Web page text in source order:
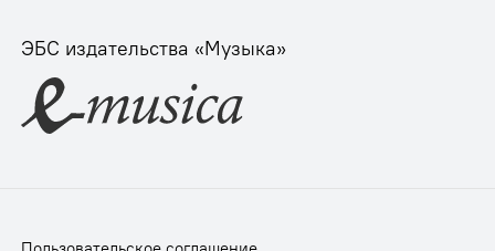
ЭБС издательства «Музыка»